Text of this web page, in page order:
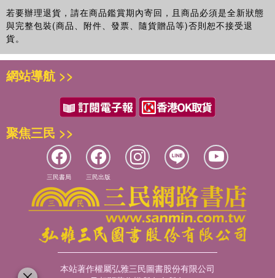
本書冊照片拍攝精美、印刷清晰，每一種花材都附有在花市所見完
整花材全身照供參考，讓你從花莖樣態、葉子與花型等，對於花材
大小與搭配裝飾有概念，在出門採購前就有初步配置藍圖與花材清
單，更拍攝花材細部與背面等照片，以及令人驚豔的不同品種，讓
頼鼸花材面貌百科，你家就是超大型花店
每一種花材的介紹頁中，都會附上插花前的花材如何整理、插花裝
飾運用重點、花材大小(Cm)、花莖高度、瓶插壽命時間、切花上
市期間、換水頻率建議與是否適合做成乾燥花等，相關你需要的各
式各樣花材運用知識與資料通通整理成表格給你，清楚易懂也方便
簡易查詢。
蘭花………40
嘉德麗雅蘭………42
萬代蘭………45
莫氏蘭………46
石斛蘭………47
火焰蜘蛛蘭………48
蜻蜓萬代蘭………48
若要辦理退貨，請在商品鑑賞期內寄回，且商品必須是全新狀態
與完整包裝(商品、附件、發票、隨貨贈品等)否則恕不接受退
貨。
網站導航 >>
聚焦三民 >>
三民書局 三民出版
本站著作權屬弘雅三民圖書股份有限公司